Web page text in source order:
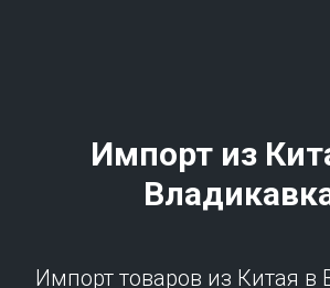
Импорт из
Импорт товаров из Китая в